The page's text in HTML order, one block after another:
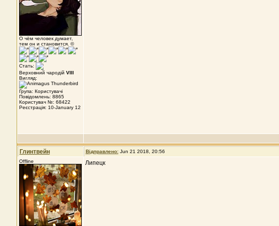
О чём человек думает,
тем он и становится. ©
Стать:
Верховний чародій VIII
Вигляд:
Група: Користувачі
Повідомлень: 8865
Користувач №: 68422
Реєстрація: 10-January 12
Глинтвейн Відправлено: Jun 21 2018, 20:56
Offline
Липецк